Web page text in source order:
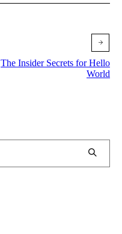
The Insider Secrets for Hello
World